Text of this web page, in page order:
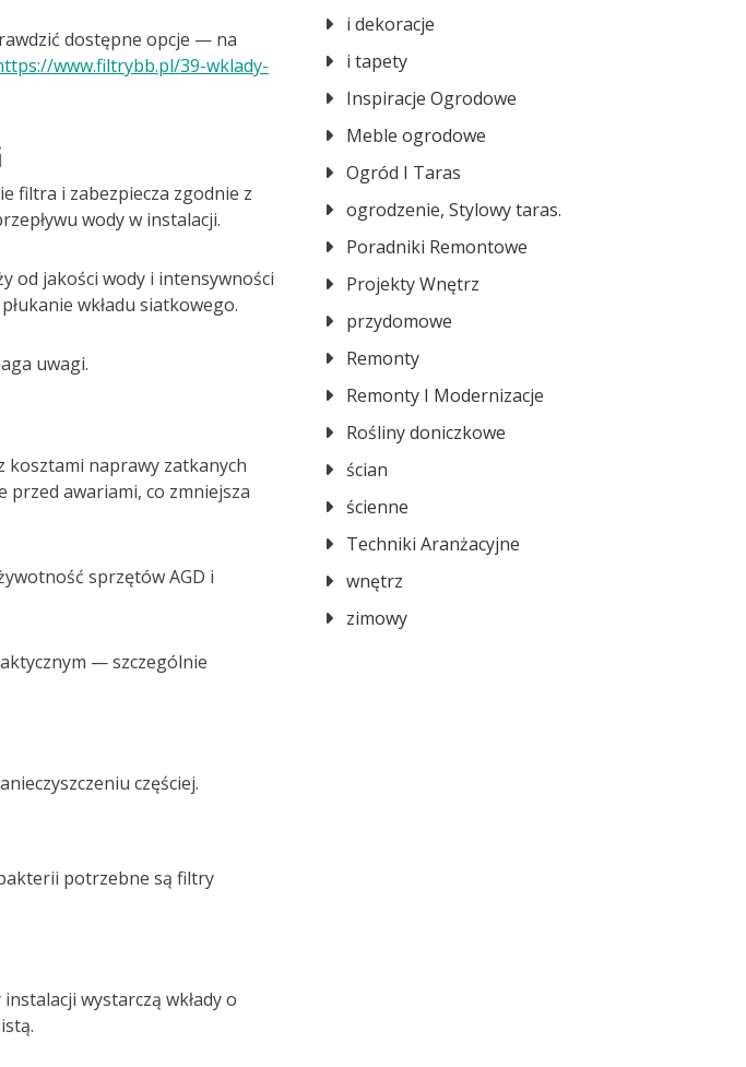
dostępne opcje — na
www.filtrybb.pl/39-wklady-
filtra i zabezpiecza zgodnie z
wody w instalacji.
od jakości wody i intensywności
wkładu siatkowego.
uwagi.
kosztami naprawy zatkanych
przed awariami, co zmniejsza
sprzętów AGD i
— szczególnie
częściej.
potrzebne są filtry
wystarczą wkłady o
i dekoracje
i tapety
Inspiracje Ogrodowe
Meble ogrodowe
Ogród I Taras
ogrodzenie, Stylowy taras.
Poradniki Remontowe
Projekty Wnętrz
przydomowe
Remonty
Remonty I Modernizacje
Rośliny doniczkowe
ścian
ścienne
Techniki Aranżacyjne
wnętrz
zimowy